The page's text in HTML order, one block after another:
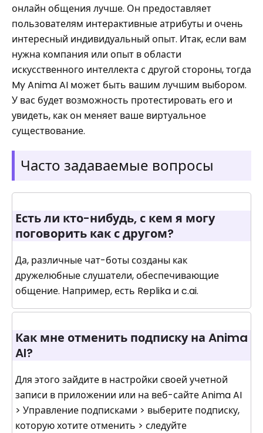
онлайн общения лучше. Он предоставляет
пользователям интерактивные атрибуты и очень
интересный индивидуальный опыт. Итак, если вам
нужна компания или опыт в области
искусственного интеллекта с другой стороны, тогда
My Anima AI может быть вашим лучшим выбором.
У вас будет возможность протестировать его и
увидеть, как он меняет ваше виртуальное
существование.
Часто задаваемые вопросы
Есть ли кто-нибудь, с кем я могу
поговорить как с другом?
Да, различные чат-боты созданы как
дружелюбные слушатели, обеспечивающие
общение. Например, есть Replika и c.ai.
Как мне отменить подписку на Anima
Al?
Для этого зайдите в настройки своей учетной
записи в приложении или на веб-сайте Anima AI
> Управление подписками > выберите подписку,
которую хотите отменить > следуйте